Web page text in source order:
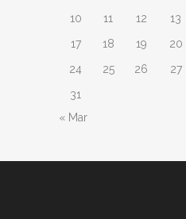
10
11 12 13
17
18 19 20
24
25 26 27
31
« Mar